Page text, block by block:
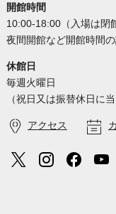
開館時間
10:00-18:00（入場は閉
夜間開館など開館時間
休館日
毎週火曜日
（祝日又は振替休日に
アクセス